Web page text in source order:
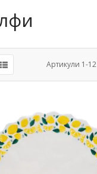
Артикули 1-12